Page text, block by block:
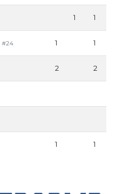
1 1
#24 1 1
2 2
1 1